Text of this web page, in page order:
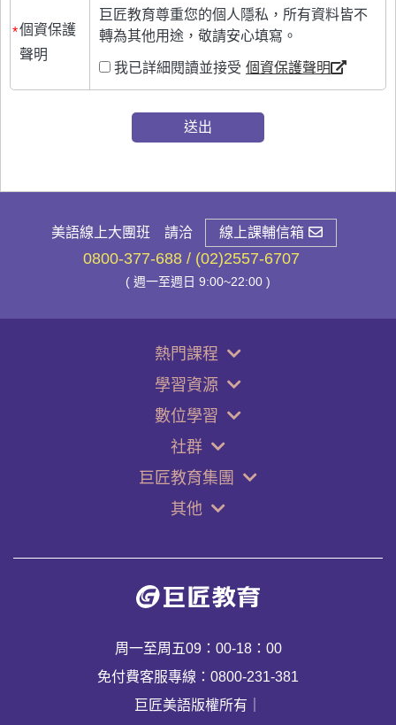
*個資保護
聲明
巨匠教育尊重您的個人隱私，所有資料皆不
轉為其他用途，敬請安心填寫。
我已詳細閱讀並接受 個資保護聲明
美語線上大團班 請洽 線上課輔信箱
0800-377-688 / (02)2557-6707
( 週一至週日 9:00~22:00 )
熱門課程
學習資源
數位學習
社群
巨匠教育集團
其他
周一至周五09：00-18：00
免付費客服專線：0800-231-381
巨匠美語版權所有｜